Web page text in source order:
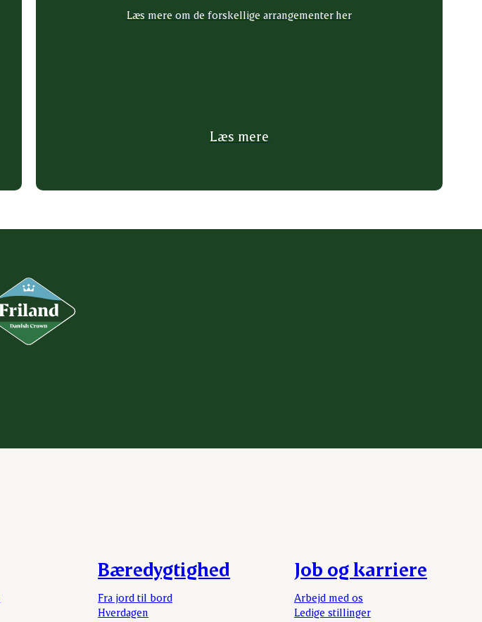
Læs mere om de forskellige arrangementer her
Læs mere
Bæredygtighed
Fra jord til bord
Hverdagen
Job og karriere
Arbejd med os
Ledige stillinger